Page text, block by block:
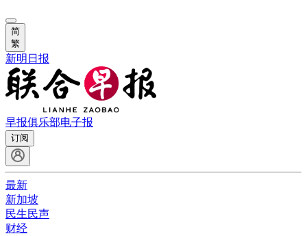
简
繁
新明日报
早报俱乐部电子报
订阅
最新
新加坡
民生民声
财经